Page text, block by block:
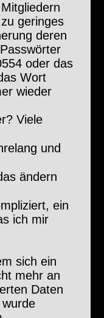
geringes
deren
oder das
Wort
wieder
Viele
und
ändern
ein
ich mir
sich ein
mehr an
Daten